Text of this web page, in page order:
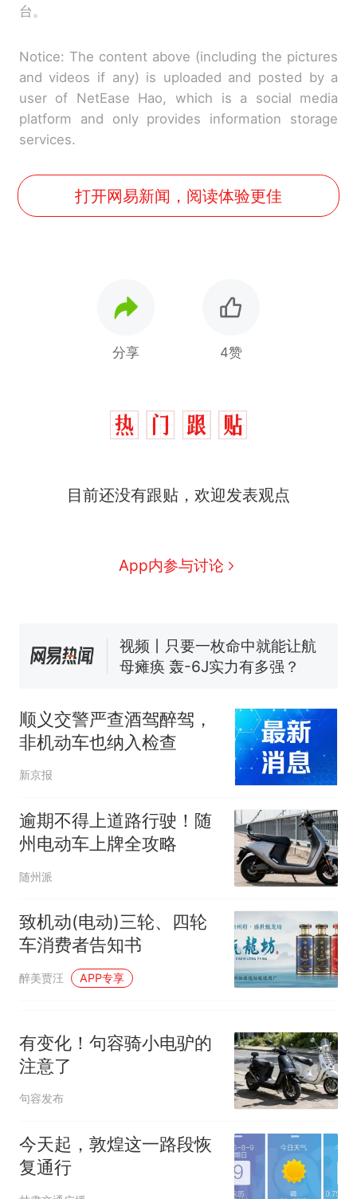
台。
Notice: The content above (including the pictures
and videos if any) is uploaded and posted by a
user of NetEase Hao, which is a social media
platform and only provides information storage
services.
打开网易新闻，阅读体验更佳
分享 4赞
目前还没有跟贴，欢迎发表观点
App内参与讨论
新 全球唯一没有法定首都的国
家，刚改国名，总统就邀请中
了……
视频丨只要一枚命中就能让航
母瘫痪 轰-6J实力有多强？
电力部门回应
佛山一中学招聘物理教师，笔
试前13名均遭淘汰？教育局：
已叫停招聘，成立调查组全面
十多万人报名的考试，成绩
顺义交警严查酒驾醉驾，
非机动车也纳入检查
新京报
逾期不得上道路行驶！随
州电动车上牌全攻略
随州派
致机动(电动)三轮、四轮
车消费者告知书
醉美贾汪 APP专享
有变化！句容骑小电驴的
注意了
句容发布
今天起，敦煌这一路段恢
复通行